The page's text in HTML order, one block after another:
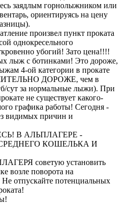
заядлым горнолыжником или
ориентируясь на цену
произвел пункт проката
однокресельного
убогий! Зато цена!!!!
лыж с ботинками! Это дороже,
4-ой категории в прокате
ДОРОЖЕ, чем в
за нормальные лыжи). При
не существует какого-
графика работы! Сегодня -
видимых причин и
В АЛЬПЛАГЕРЕ -
КОШЕЛЬКА И
советую установить
возле поворота на
отпускайте потенциальных